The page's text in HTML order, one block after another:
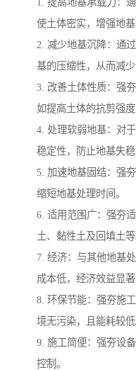
使土体密实，增强地基
2. 减少地基沉降：通
基的压缩性，从而减少
3. 改善土体性质：强
如提高土体的抗剪强度
4. 处理软弱地基：对
稳定性，防止地基失稳
5. 加速地基固结：强
缩短地基处理时间。
6. 适用范围广：强夯
土、黏性土及回填土等
7. 经济：与其他地基
成本低，经济效益显著
8. 环保节能：强夯施
境无污染，且能耗较低
9. 施工简便：强夯设
控制。